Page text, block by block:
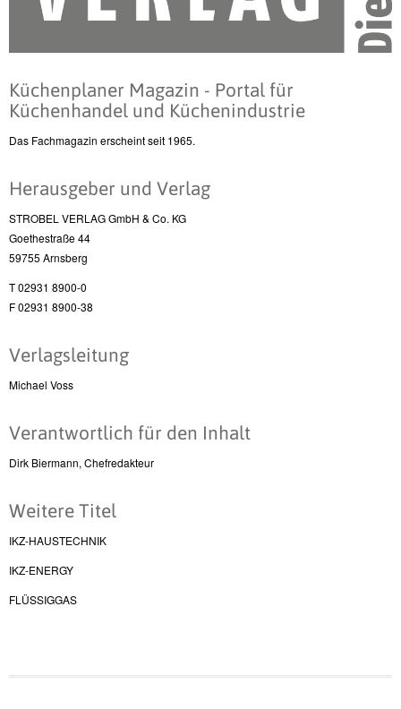
Küchenplaner Magazin - Portal für
Küchenhandel und Küchenindustrie
Das Fachmagazin erscheint seit 1965.
Herausgeber und Verlag
STROBEL VERLAG GmbH & Co. KG
Goethestraße 44
59755 Arnsberg
T 02931 8900-0
F 02931 8900-38
Verlagsleitung
Michael Voss
Verantwortlich für den Inhalt
Dirk Biermann, Chefredakteur
Weitere Titel
IKZ-HAUSTECHNIK
IKZ-ENERGY
FLÜSSIGGAS